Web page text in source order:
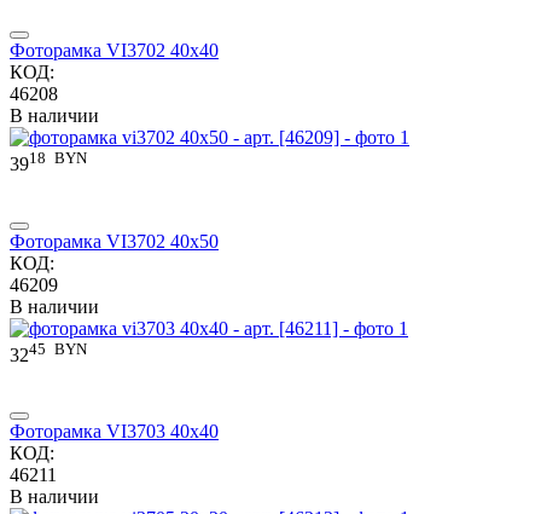
Фоторамка VI3702 40x40
КОД:
46208
В наличии
3918 BYN
Фоторамка VI3702 40x50
КОД:
46209
В наличии
3245 BYN
Фоторамка VI3703 40x40
КОД:
46211
В наличии